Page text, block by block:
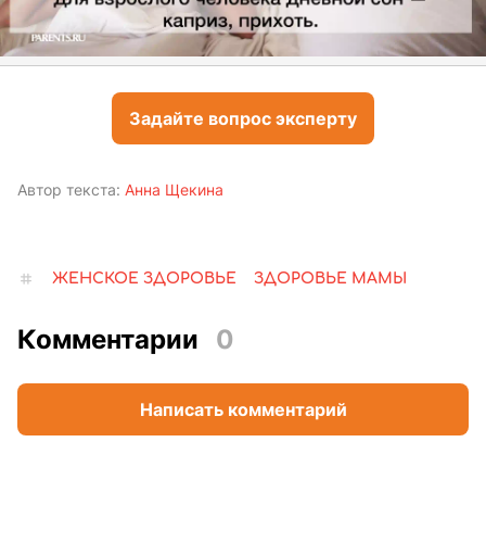
Задайте вопрос эксперту
Автор текста: Анна Щекина
ЖЕНСКОЕ ЗДОРОВЬЕ ЗДОРОВЬЕ МАМЫ
Комментарии 0
Написать комментарий